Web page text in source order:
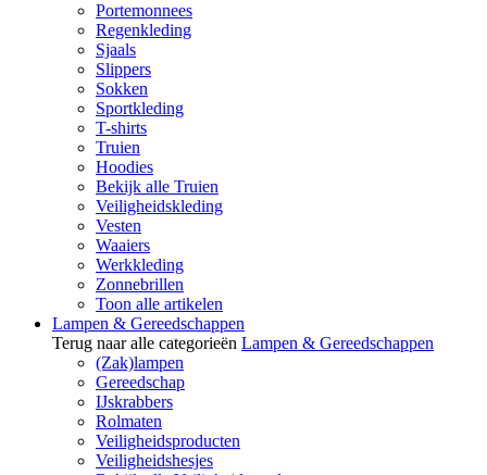
Portemonnees
Regenkleding
Sjaals
Slippers
Sokken
Sportkleding
T-shirts
Truien
Hoodies
Bekijk alle Truien
Veiligheidskleding
Vesten
Waaiers
Werkkleding
Zonnebrillen
Toon alle artikelen
Lampen & Gereedschappen
Terug naar alle categorieën Lampen & Gereedschappen
(Zak)lampen
Gereedschap
IJskrabbers
Rolmaten
Veiligheidsproducten
Veiligheidshesjes